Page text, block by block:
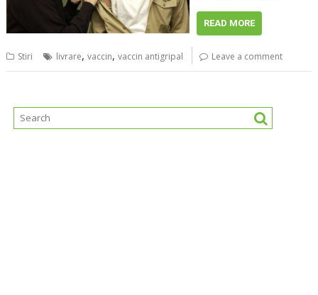
READ MORE
Stiri livrare,vaccin,vaccin antigripal Leave a comment